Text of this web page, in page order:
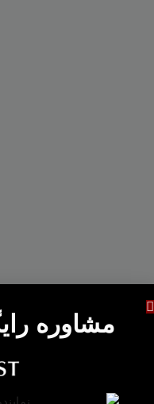
مشاوره